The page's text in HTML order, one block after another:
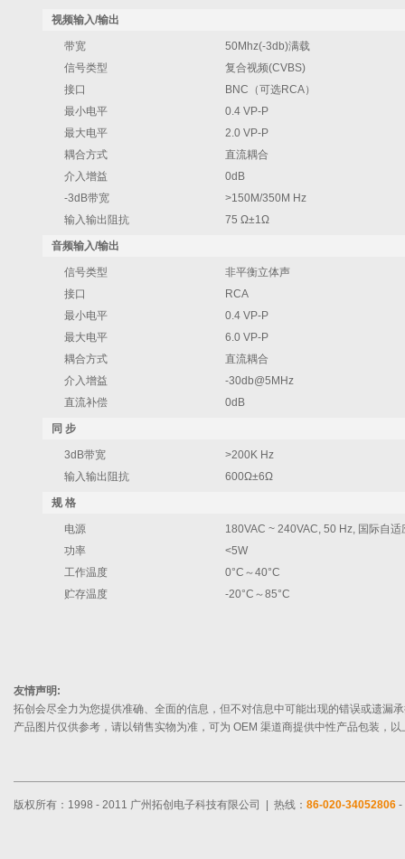
视频输入/输出
带宽
50Mhz(-3db)满载
信号类型
复合视频(CVBS)
接口
BNC（可选RCA）
最小电平
0.4 VP-P
最大电平
2.0 VP-P
耦合方式
直流耦合
介入增益
0dB
-3dB带宽
>150M/350M Hz
输入输出阻抗
75 Ω±1Ω
音频输入/输出
信号类型
非平衡立体声
接口
RCA
最小电平
0.4 VP-P
最大电平
6.0 VP-P
耦合方式
直流耦合
介入增益
-30db@5MHz
直流补偿
0dB
同 步
3dB带宽
>200K Hz
输入输出阻抗
600Ω±6Ω
规 格
电源
180VAC ~ 240VAC, 50 Hz, 国际自适
功率
<5W
工作温度
0°C～40°C
贮存温度
-20°C～85°C
友情声明:
拓创会尽全力为您提供准确、全面的信息，但不对信息中可能出现的错误或遗漏
产品图片仅供参考，请以销售实物为准，可为 OEM 渠道商提供中性产品包装，
版权所有：1998 - 2011 广州拓创电子科技有限公司 | 热线： 86-020-34052806 -